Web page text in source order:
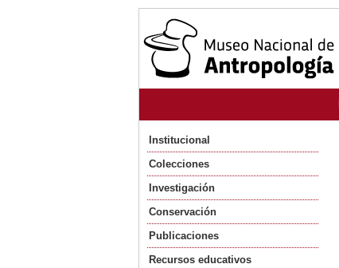
Institucional
Colecciones
Investigación
Conservación
Publicaciones
Recursos educativos